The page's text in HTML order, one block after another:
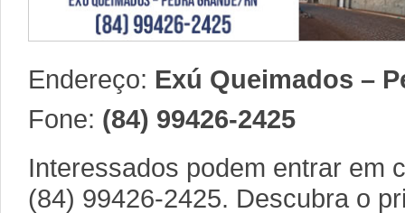
Endereço: Exú Queimados –
Fone: (84) 99426-2425
Interessados podem entrar em
(84) 99426-2425. Descubra o